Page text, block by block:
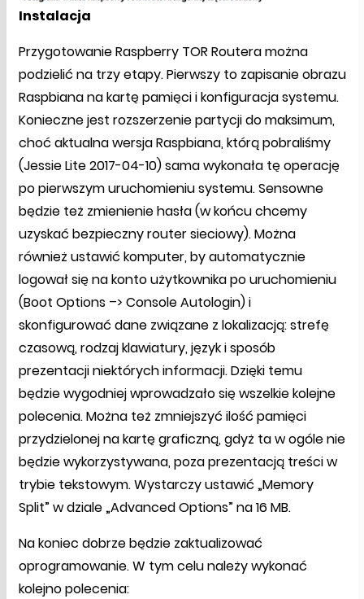
Instalacja
Przygotowanie Raspberry TOR Routera można
podzielić na trzy etapy. Pierwszy to zapisanie obrazu
Raspbiana na kartę pamięci i konfiguracja systemu.
Konieczne jest rozszerzenie partycji do maksimum,
choć aktualna wersja Raspbiana, którą pobraliśmy
(Jessie Lite 2017-04-10) sama wykonała tę operację
po pierwszym uruchomieniu systemu. Sensowne
będzie też zmienienie hasła (w końcu chcemy
uzyskać bezpieczny router sieciowy). Można
również ustawić komputer, by automatycznie
logował się na konto użytkownika po uruchomieniu
(Boot Options –> Console Autologin) i
skonfigurować dane związane z lokalizacją: strefę
czasową, rodzaj klawiatury, język i sposób
prezentacji niektórych informacji. Dzięki temu
będzie wygodniej wprowadzało się wszelkie kolejne
polecenia. Można też zmniejszyć ilość pamięci
przydzielonej na kartę graficzną, gdyż ta w ogóle nie
będzie wykorzystywana, poza prezentacją treści w
trybie tekstowym. Wystarczy ustawić „Memory
Split” w dziale „Advanced Options” na 16 MB.
Na koniec dobrze będzie zaktualizować
oprogramowanie. W tym celu należy wykonać
kolejno polecenia: